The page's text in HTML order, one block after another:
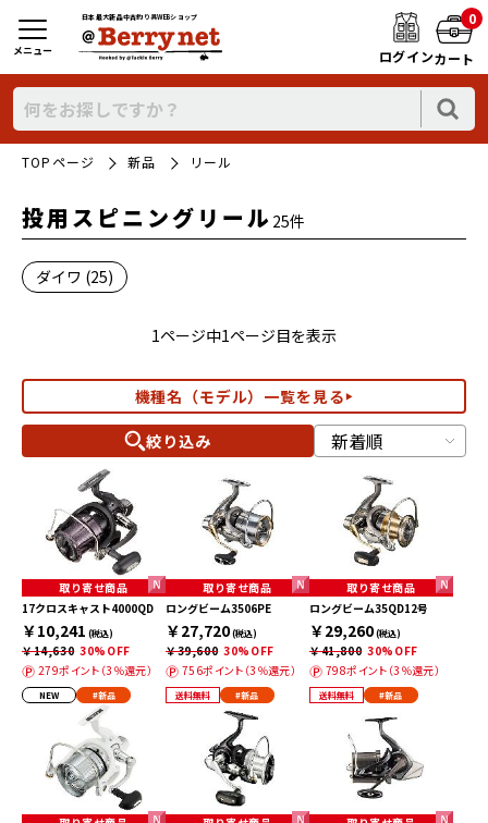
日本最大新品中古釣り具WEBショップ
ログイン
0
カート
メニュー
TOPページ 新品 リール
投用スピニングリール 25件
ダイワ (25)
1ページ中1ページ目を表示
機種名（モデル）一覧を見る
絞り込み
取り寄せ商品
17クロスキャスト4000QD
￥10,241 (税込)
￥14,630 30%OFF
279ポイント（3％還元）
NEW #新品
取り寄せ商品
ロングビーム3506PE
￥27,720(税込)
￥39,600 30%OFF
756ポイント（3％還元）
送料無料 #新品
取り寄せ商品
ロングビーム35QD12号
￥29,260(税込)
￥41,800 30%OFF
798ポイント（3％還元）
送料無料 #新品